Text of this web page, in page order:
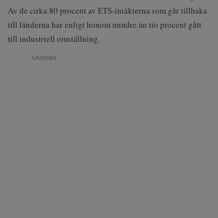
Av de cirka 80 procent av ETS-intäkterna som går tillbaka
till länderna har enligt honom mindre än tio procent gått
till industriell omställning.
ANNONS